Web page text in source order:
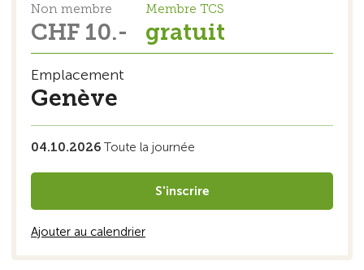
Non membre
CHF 10.-
Membre TCS
gratuit
Emplacement
Genève
04.10.2026 Toute la journée
S'inscrire
Ajouter au calendrier